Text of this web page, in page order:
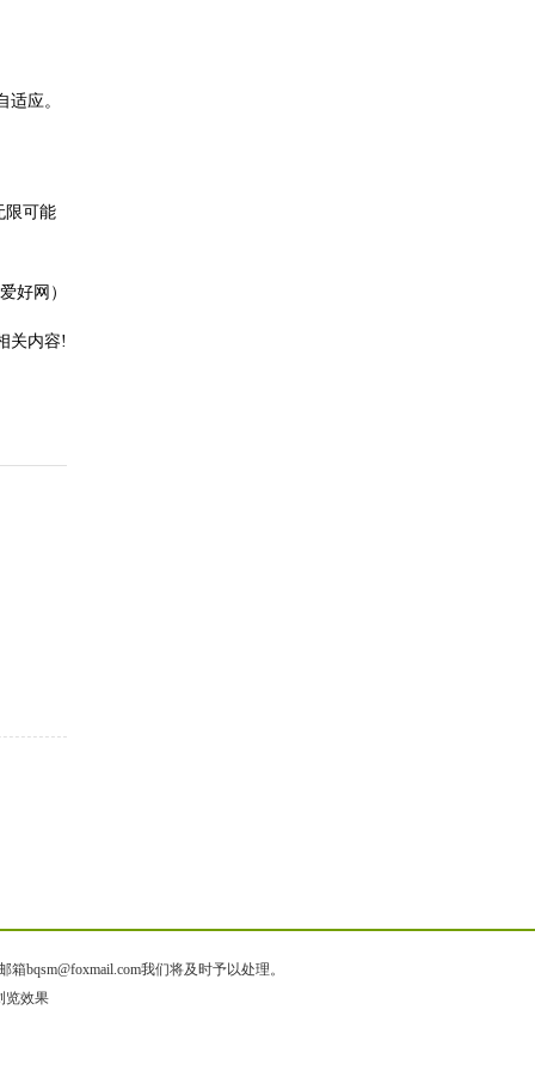
应。
限可能
好网）
关内容!
bqsm@foxmail.com我们将及时予以处理。
览效果